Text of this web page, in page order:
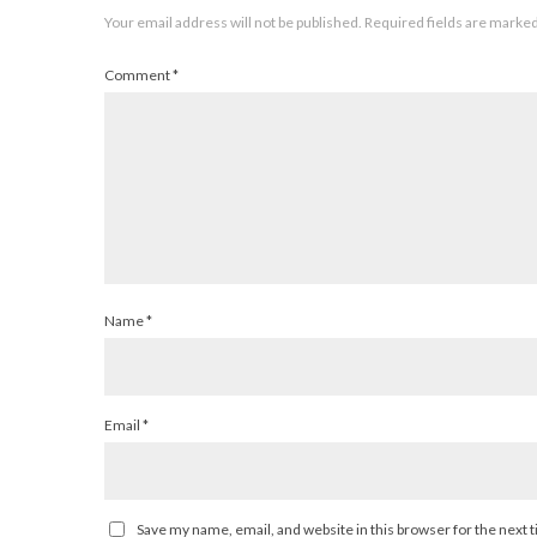
Your email address will not be published. Required fields are marked
Comment*
Name*
Email *
Save my name, email, and website in this browser for the next